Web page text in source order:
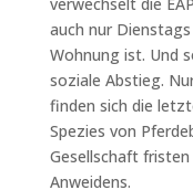
auch nur
Wohnung ist. Und
soziale Abstieg.
finden sich die
Spezies von
Gesellschaft
Anweidens.